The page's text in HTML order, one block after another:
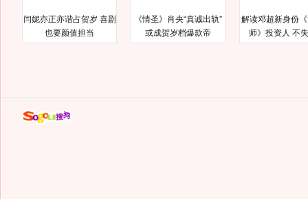
闫妮亦正亦谐占贺岁 喜剧
也要颜值担当
《情圣》肖央“真诚出轨”
或成贺岁档爆款帝
解读邓超新身份
师》投资人 不